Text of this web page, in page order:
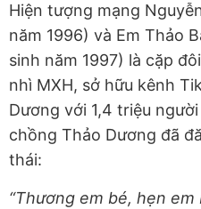
Hiện tượng mạng
năm 1996) và Em Thảo
sinh năm 1997) là cặp
nhì MXH, sở hữu kênh
Dương với 1,4 triệu
chồng Thảo Dương đã
thái:
“Thương em bé, hẹn